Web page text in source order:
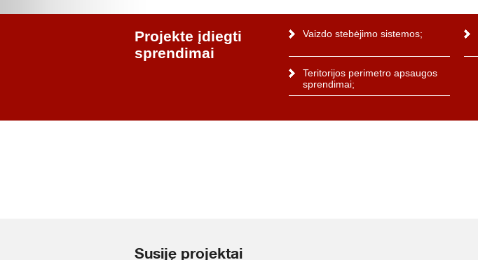
Projekte įdiegti
sprendimai
Vaizdo stebėjimo sistemos;
Teritorijos perimetro apsaugos
sprendimai;
Susiję projektai